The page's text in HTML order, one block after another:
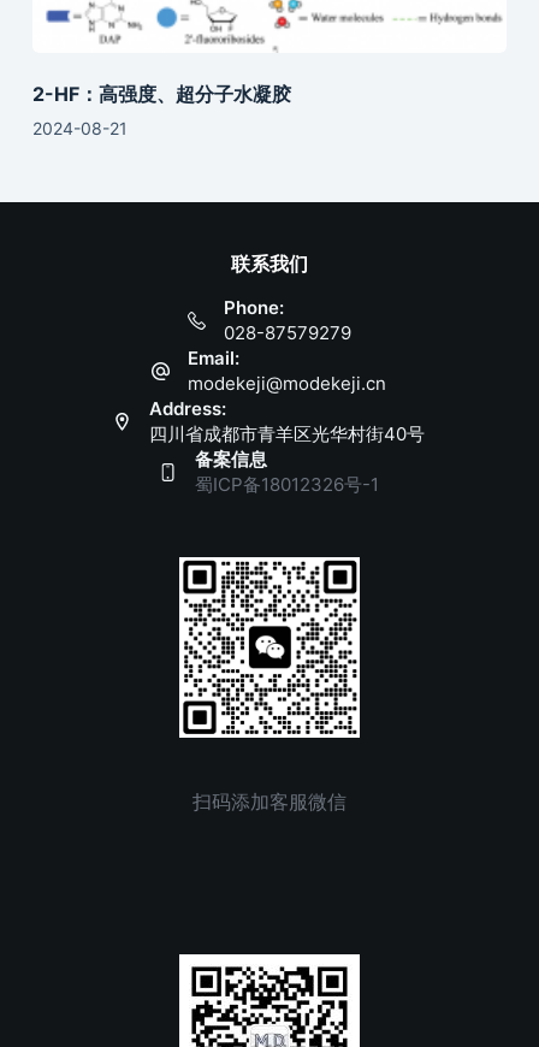
2-HF：高强度、超分子水凝胶
2024-08-21
联系我们
Phone:
028-87579279
Email:
modekeji@modekeji.cn
Address:
四川省成都市青羊区光华村街40号
备案信息
蜀ICP备18012326号-1
扫码添加客服微信